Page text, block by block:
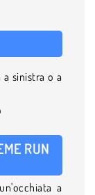
sinistra o a
RUN
a